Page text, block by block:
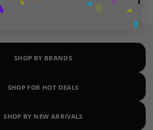
SHOP BY BRANDS
SHOP FOR HOT DEALS
SHOP BY NEW ARRIVALS